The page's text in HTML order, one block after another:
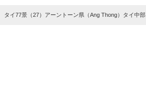
タイ77景（27）アーントーン県（Ang Thong）タイ中部